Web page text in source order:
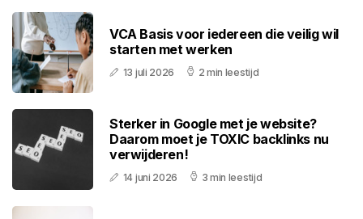
VCA Basis voor iedereen die veilig wil
starten met werken
13 juli 2026 2 min leestijd
Sterker in Google met je website?
Daarom moet je TOXIC backlinks nu
verwijderen!
14 juni 2026 3 min leestijd